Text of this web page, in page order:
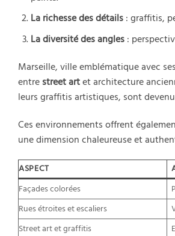
La richesse des détails: graffitis,
La diversité des angles:
Marseille, ville emblématique avec
entre street artet architecture
leurs graffitis artistiques, sont
Ces environnements offrent
une dimension chaleureuse et
ASPECT
Façades colorées
Rues étroites et escaliers
Street art et graffitis